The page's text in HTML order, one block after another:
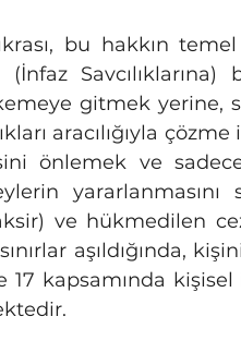
(İnfaz Savcılıklarına)
gitmek yerine,
aracılığıyla
önlemek ve
yararlanmasını
ve hükmedilen
aşıldığında,
kapsamında